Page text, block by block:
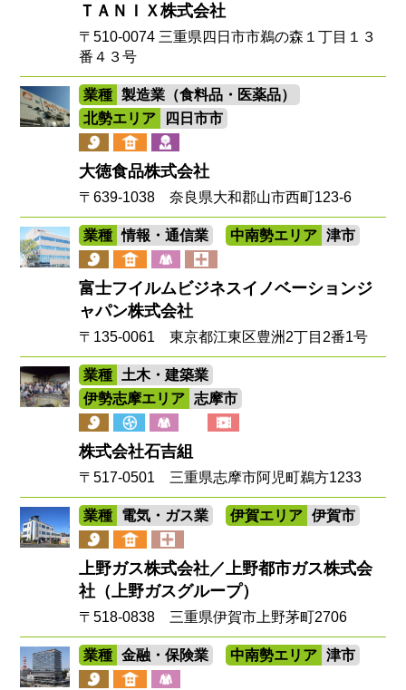
ＴＡＮＩＸ株式会社
〒510-0074 三重県四日市市鵜の森１丁目１３
番４３号
業種
製造業（食料品・医薬品）
北勢エリア
四日市市
大徳食品株式会社
〒639-1038 奈良県大和郡山市西町123-6
業種 情報・通信業 中南勢エリア 津市
富士フイルムビジネスイノベーションジ
ャパン株式会社
〒135-0061 東京都江東区豊洲2丁目2番1号
業種
土木・建築業
伊勢志摩エリア
志摩市
株式会社石吉組
〒517-0501 三重県志摩市阿児町鵜方1233
業種 電気・ガス業 伊賀エリア 伊賀市
上野ガス株式会社／上野都市ガス株式会
社（上野ガスグループ）
〒518-0838 三重県伊賀市上野茅町2706
業種 金融・保険業 中南勢エリア 津市